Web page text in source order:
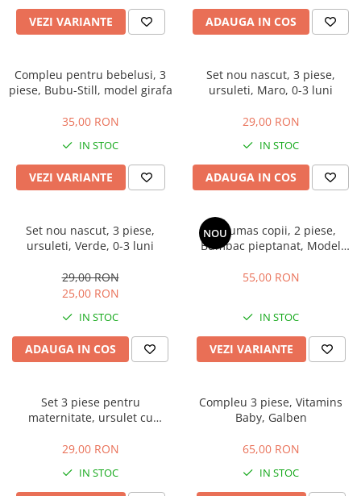
VEZI VARIANTE ADAUGA IN COS
Compleu pentru bebelusi, 3
piese, Bubu-Still, model girafa
35,00 RON
IN STOC
VEZI VARIANTE
Set nou nascut, 3 piese,
ursuleti, Maro, 0-3 luni
29,00 RON
IN STOC
ADAUGA IN COS
Set nou nascut, 3 piese,
ursuleti, Verde, 0-3 luni
29,00 RON
25,00 RON
IN STOC
ADAUGA IN COS
NOU
Costumas copii, 2 piese,
Bumbac pieptanat, Model
55,00 RON
IN STOC
VEZI VARIANTE
Set 3 piese pentru
maternitate, ursulet cu
29,00 RON
IN STOC
Compleu 3 piese, Vitamins
Baby, Galben
65,00 RON
IN STOC